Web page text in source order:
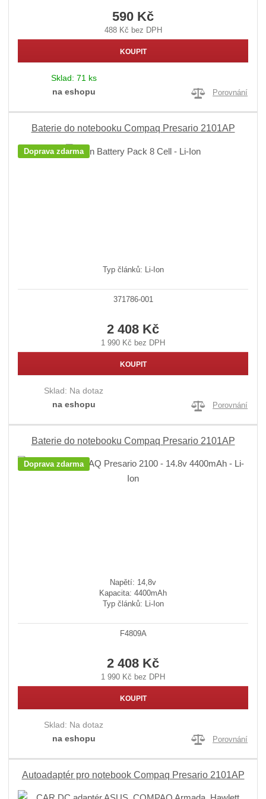
590 Kč
488 Kč bez DPH
KOUPIT
Sklad: 71 ks
na eshopu
Porovnání
Baterie do notebooku Compaq Presario 2101AP
Doprava zdarma
Typ článků: Li-Ion
371786-001
2 408 Kč
1 990 Kč bez DPH
KOUPIT
Sklad: Na dotaz
na eshopu
Porovnání
Baterie do notebooku Compaq Presario 2101AP
Doprava zdarma
Napětí: 14,8v
Kapacita: 4400mAh
Typ článků: Li-Ion
F4809A
2 408 Kč
1 990 Kč bez DPH
KOUPIT
Sklad: Na dotaz
na eshopu
Porovnání
Autoadaptér pro notebook Compaq Presario 2101AP